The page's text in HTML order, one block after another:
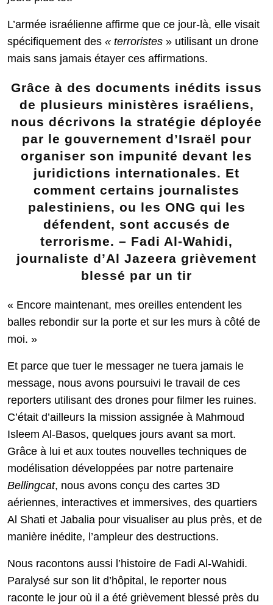
L’armée israélienne affirme que ce jour-là, elle visait
spécifiquement des « terroristes » utilisant un drone
mais sans jamais étayer ces affirmations.
Grâce à des documents inédits issus
de plusieurs ministères israéliens,
nous décrivons la stratégie déployée
par le gouvernement d’Israël pour
organiser son impunité devant les
juridictions internationales. Et
comment certains journalistes
palestiniens, ou les ONG qui les
défendent, sont accusés de
terrorisme. – Fadi Al-Wahidi,
journaliste d’Al Jazeera grièvement
blessé par un tir
« Encore maintenant, mes oreilles entendent les
balles rebondir sur la porte et sur les murs à côté de
moi. »
Et parce que tuer le messager ne tuera jamais le
message, nous avons poursuivi le travail de ces
reporters utilisant des drones pour filmer les ruines.
C’était d’ailleurs la mission assignée à Mahmoud
Isleem Al-Basos, quelques jours avant sa mort.
Grâce à lui et aux toutes nouvelles techniques de
modélisation développées par notre partenaire
Bellingcat, nous avons conçu des cartes 3D
aériennes, interactives et immersives, des quartiers
Al Shati et Jabalia pour visualiser au plus près, et de
manière inédite, l’ampleur des destructions.
Nous racontons aussi l’histoire de Fadi Al-Wahidi.
Paralysé sur son lit d’hôpital, le reporter nous
raconte le jour où il a été grièvement blessé près du